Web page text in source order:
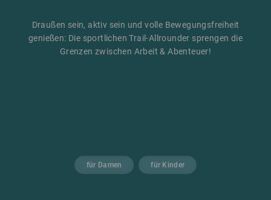
Draußen sein, aktiv sein und volle Bewegungsfreiheit
genießen: Die sportlichen Trail-Allrounder sprengen die
Grenzen zwischen Arbeit & Abenteuer!
für Damen für Kinder